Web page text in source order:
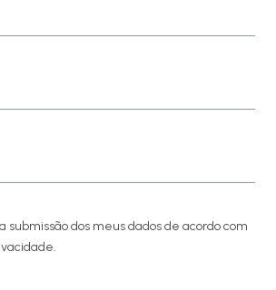
submissão dos meus dados de acordo com